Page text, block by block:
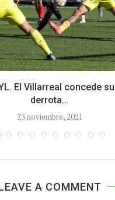
El Villarreal concede
derrota...
23 noviembre, 2021
A COMMENT